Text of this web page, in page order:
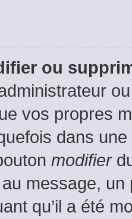
ou
vos propres
dans
modifier
message, un
qu’il a été